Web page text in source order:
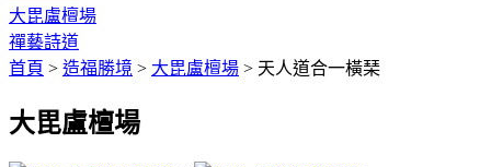
大毘盧檀場
禪藝詩道
首頁 > 造福勝境 > 大毘盧檀場 > 天人道合一橫琹
大毘盧檀場